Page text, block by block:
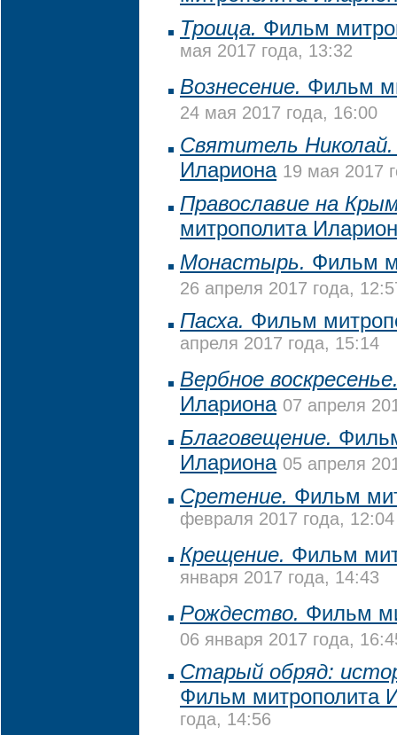
Троица. Фильм
мая 2017 года, 13:32
Вознесение. Фильм
24 мая 2017 года, 16:00
Святитель Николай.
Илариона 19 мая 2017
Православие на
митрополита
Монастырь. Фильм
26 апреля 2017 года,
Пасха. Фильм
апреля 2017 года, 15:14
Вербное
Илариона 07 апреля
Благовещение.
Илариона 05 апреля
Сретение. Фильм
февраля 2017 года, 12:04
Крещение. Фильм
января 2017 года, 14:43
Рождество. Фильм
06 января 2017 года,
Старый обряд:
Фильм митрополита
года, 14:56